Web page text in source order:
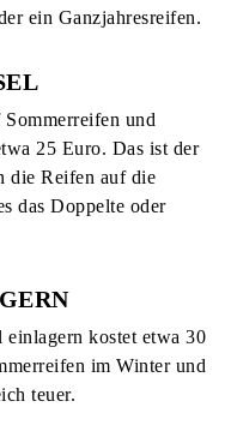
ein Ganzjahresreifen.
und
25 Euro. Das ist der
die Reifen auf die
das Doppelte oder
kostet etwa 30
im Winter und
teuer.